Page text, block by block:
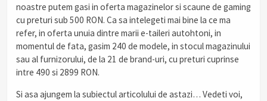
noastre putem gasi in oferta magazinelor si scaune de gaming
cu preturi sub 500 RON. Ca sa intelegeti mai bine la ce ma
refer, in oferta unuia dintre marii e-taileri autohtoni, in
momentul de fata, gasim 240 de modele, in stocul magazinului
sau al furnizorului, de la 21 de brand-uri, cu preturi cuprinse
intre 490 si 2899 RON.
Si asa ajungem la subiectul articolului de astazi… Vedeti voi,